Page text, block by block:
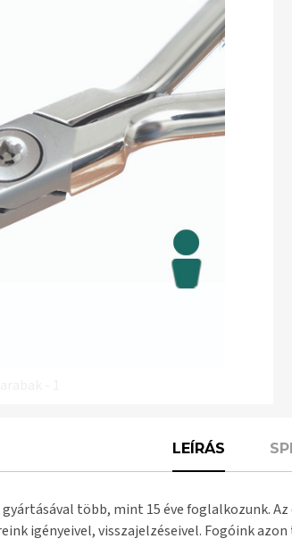
LEÍRÁS
több, mint 15 éve foglalkozunk.
igényeivel, visszajelzéseivel. Fogóink